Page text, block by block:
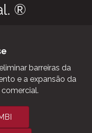
®
barreiras da
e a expansão da